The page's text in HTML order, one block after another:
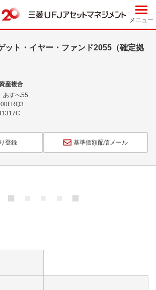
メニュー
ット・イヤー・ファンド2055（確定拠
産複合
あすへ55
登録 基準価額配信メール